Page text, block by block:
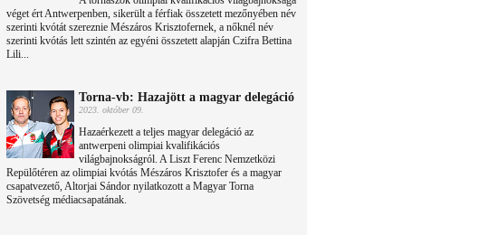
véget ért Antwerpenben, sikerült a férfiak összetett mezőnyében név
szerinti kvótát szereznie Mészáros Krisztofernek, a nőknél név
szerinti kvótás lett szintén az egyéni összetett alapján Czifra Bettina
Lili...
Torna-vb: Hazajött a magyar delegáció
2023. október 09.
Hazaérkezett a teljes magyar delegáció az
antwerpeni olimpiai kvalifikációs
világbajnokságról. A Liszt Ferenc Nemzetközi
Repülőtéren az olimpiai kvótás Mészáros Krisztofer és a magyar
csapatvezető, Altorjai Sándor nyilatkozott a Magyar Torna
Szövetség médiacsapatának.